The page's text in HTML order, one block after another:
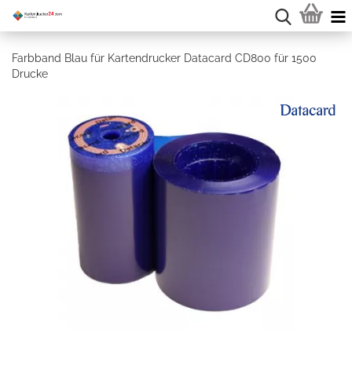
Farbband Blau für Kartendrucker Datacard CD800 für 1500
Drucke